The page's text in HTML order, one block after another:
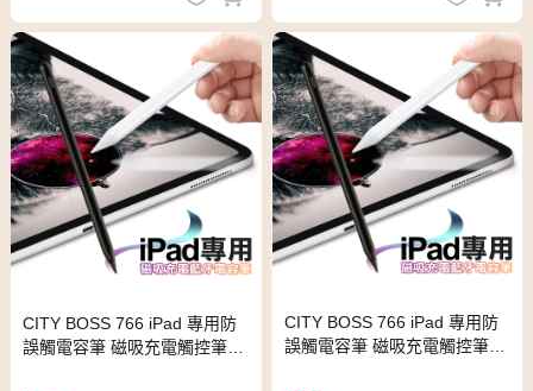
CITY BOSS 766 iPad 專用防
誤觸電容筆 磁吸充電觸控筆-T
CITY BOSS 766 iPad 專用防
誤觸電容筆 磁吸充電觸控筆-T